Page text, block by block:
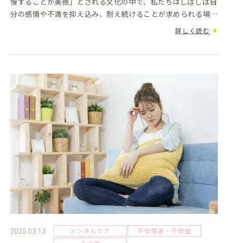
分の感情や不満を抑え込み、耐え続けることが求められる場面
に直面します。しかし、我慢ばかりしていると、実は自分自身
詳しく読む
2025.03.13 メンタルケア
不安障害・不安症